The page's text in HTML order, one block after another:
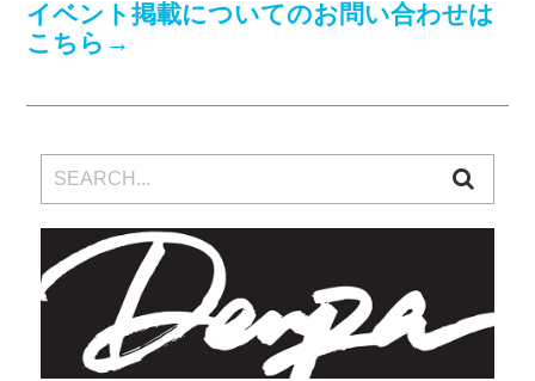
イベント掲載についてのお問い合わせは
こちら→